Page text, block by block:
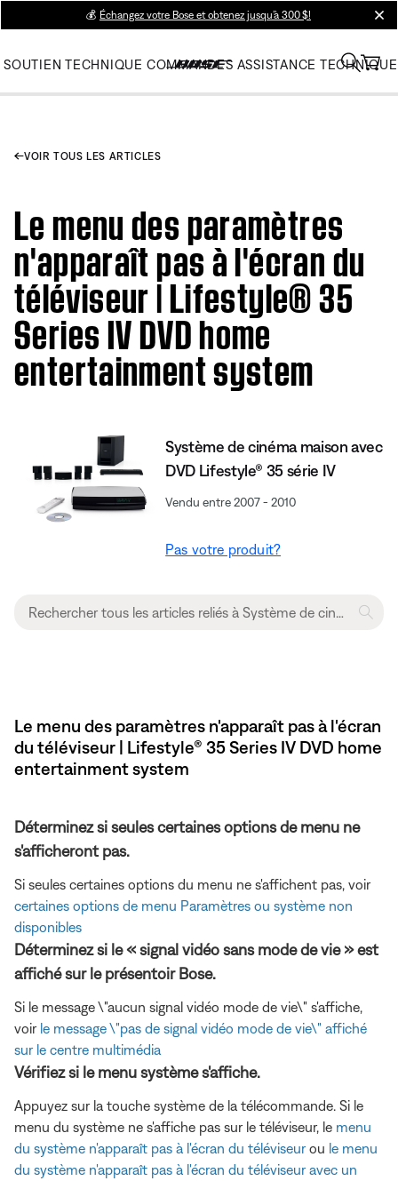
💰 Échangez votre Bose et obtenez jusqu’à 300 $!
SOUTIEN TECHNIQUE COMMANDES ASSISTANCE TECHNIQUE
VOIR TOUS LES ARTICLES
Le menu des paramètres
n'apparaît pas à l'écran du
téléviseur | Lifestyle® 35
Series IV DVD home
entertainment system
Système de cinéma maison avec
DVD Lifestyle® 35 série IV
Vendu entre 2007 - 2010
Pas votre produit?
Le menu des paramètres n'apparaît pas à l'écran
du téléviseur | Lifestyle® 35 Series IV DVD home
entertainment system
Déterminez si seules certaines options de menu ne
s'afficheront pas.
Si seules certaines options du menu ne s'affichent pas, voir
certaines options de menu Paramètres ou système non
disponibles
Déterminez si le « signal vidéo sans mode de vie » est
affiché sur le présentoir Bose.
Si le message \"aucun signal vidéo mode de vie\" s'affiche,
voir le message \"pas de signal vidéo mode de vie\" affiché
sur le centre multimédia
Vérifiez si le menu système s'affiche.
Appuyez sur la touche système de la télécommande. Si le
menu du système ne s'affiche pas sur le téléviseur, le menu
du système n'apparaît pas à l'écran du téléviseurou le menu
du système n'apparaît pas à l'écran du téléviseur avec un